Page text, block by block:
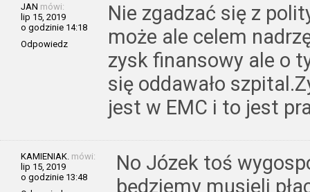
JAN mówi:
lip 15, 2019
o godzinie 14:18
Odpowiedz
Nie zgadzać się z
może ale celem
zysk finansowy ale o
się oddawało
jest w EMC i to jest
KAMIENIAK. mówi:
lip 15, 2019
o godzinie 13:48
No Józek toś
będziemy musieli